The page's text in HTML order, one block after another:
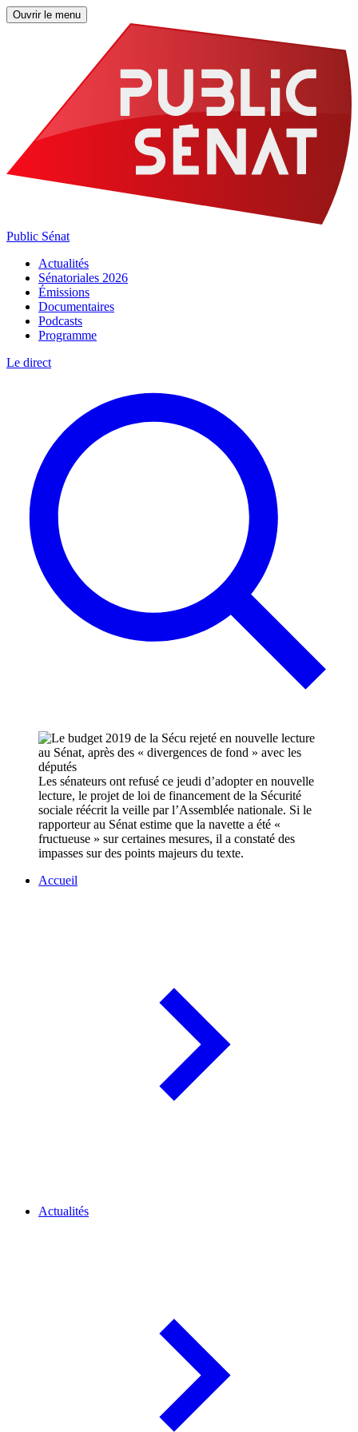
Ouvrir le menu
Public Sénat
Actualités
Sénatoriales 2026
Émissions
Documentaires
Podcasts
Programme
Le direct
Les sénateurs ont refusé ce jeudi d’adopter en nouvelle
lecture, le projet de loi de financement de la Sécurité
sociale réécrit la veille par l’Assemblée nationale. Si le
rapporteur au Sénat estime que la navette a été «
fructueuse » sur certaines mesures, il a constaté des
impasses sur des points majeurs du texte.
Accueil
Actualités